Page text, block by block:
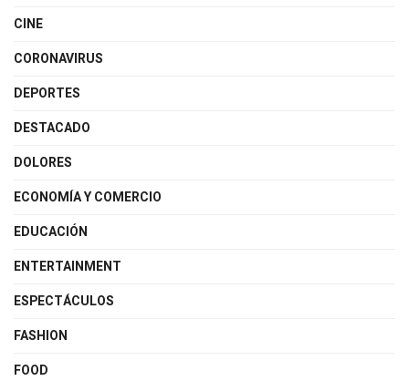
CINE
CORONAVIRUS
DEPORTES
DESTACADO
DOLORES
ECONOMÍA Y COMERCIO
EDUCACIÓN
ENTERTAINMENT
ESPECTÁCULOS
FASHION
FOOD